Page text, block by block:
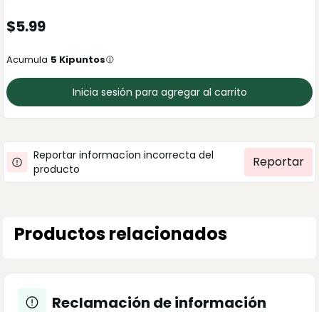
$5.99
Acumula 5 Kipuntos
Inicia sesión para agregar al carrito
Reportar informacíon incorrecta del
producto
Reportar
Productos relacionados
Reclamación de información